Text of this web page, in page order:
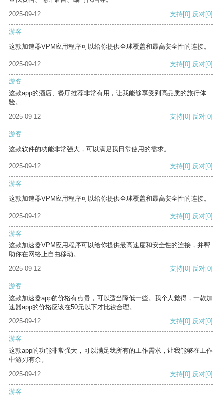
2025-09-12
支持[0] 反对[0]
游客
这款加速器VPM应用程序可以给你提供全球覆盖和最高安全性的连接。
2025-09-12 支持[0] 反对[0]
游客
这款app的酒店、餐厅推荐非常有用，让我能够享受到高品质的旅行体
验。
2025-09-12
支持[0] 反对[0]
游客
这款软件的功能非常强大，可以满足我日常使用的需求。
2025-09-12 支持[0] 反对[0]
游客
这款加速器VPM应用程序可以给你提供全球覆盖和最高安全性的连接。
2025-09-12 支持[0] 反对[0]
游客
这款加速器VPM应用程序可以给你提供最高速度和安全性的连接，并帮
助你在网络上自由移动。
2025-09-12
支持[0] 反对[0]
游客
这款加速器app的价格有点贵，可以适当降低一些。我个人觉得，一款加
速器app的价格应该在50元以下才比较合理。
2025-09-12
支持[0] 反对[0]
游客
这款app的功能非常强大，可以满足我所有的工作需求，让我能够在工作
中游刃有余。
2025-09-12
支持[0] 反对[0]
游客